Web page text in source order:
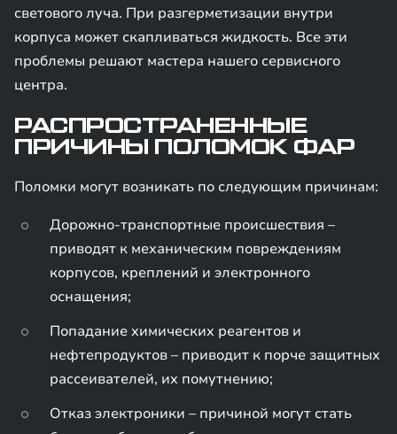
светового луча. При разгерметизации внутри
корпуса может скапливаться жидкость. Все эти
проблемы решают мастера нашего сервисного
центра.
РАСПРОСТРАНЕННЫЕ
ПРИЧИНЫ ПОЛОМОК ФАР
Поломки могут возникать по следующим причинам:
Дорожно-транспортные происшествия –
приводят к механическим повреждениям
корпусов, креплений и электронного
оснащения;
Попадание химических реагентов и
нефтепродуктов – приводит к порче защитных
рассеивателей, их помутнению;
Отказ электроники – причиной могут стать